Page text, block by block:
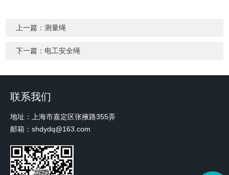
上一篇：测量绳
下一篇： 电工安全绳
联系我们
地址：上海市嘉定区张掖路355弄
邮箱：shdydq@163.com